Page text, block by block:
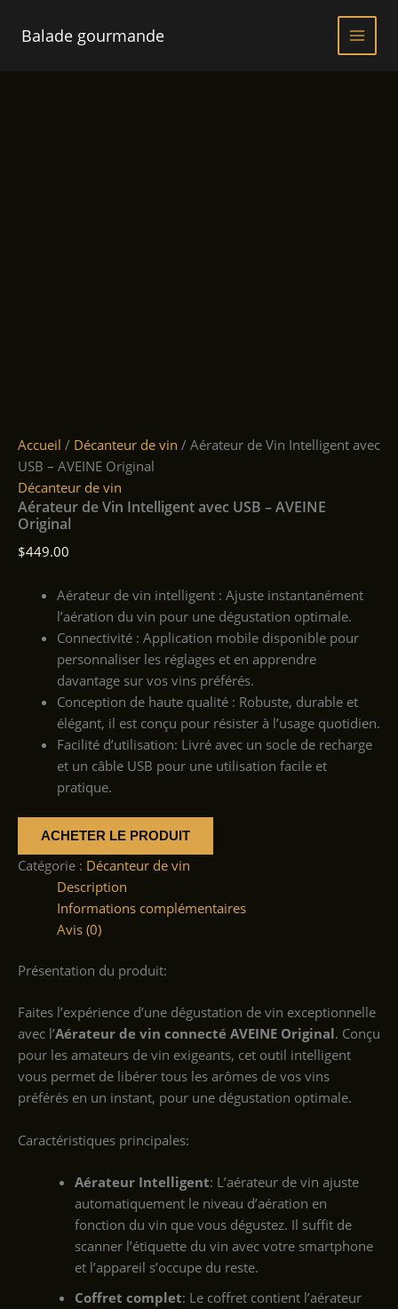
Balade gourmande
Accueil / Décanteur de vin / Aérateur de Vin Intelligent avec
USB – AVEINE Original
Décanteur de vin
Aérateur de Vin Intelligent avec USB – AVEINE
Original
$449.00
Aérateur de vin intelligent : Ajuste instantanément
l’aération du vin pour une dégustation optimale.
Connectivité : Application mobile disponible pour
personnaliser les réglages et en apprendre
davantage sur vos vins préférés.
Conception de haute qualité : Robuste, durable et
élégant, il est conçu pour résister à l’usage quotidien.
Facilité d’utilisation: Livré avec un socle de recharge
et un câble USB pour une utilisation facile et
pratique.
ACHETER LE PRODUIT
Catégorie : Décanteur de vin
Description
Informations complémentaires
Avis (0)
Présentation du produit:
Faites l’expérience d’une dégustation de vin exceptionnelle
avec l’Aérateur de vin connecté AVEINE Original. Conçu
pour les amateurs de vin exigeants, cet outil intelligent
vous permet de libérer tous les arômes de vos vins
préférés en un instant, pour une dégustation optimale.
Caractéristiques principales:
Aérateur Intelligent: L’aérateur de vin ajuste
automatiquement le niveau d’aération en
fonction du vin que vous dégustez. Il suffit de
scanner l’étiquette du vin avec votre smartphone
et l’appareil s’occupe du reste.
Coffret complet: Le coffret contient l’aérateur